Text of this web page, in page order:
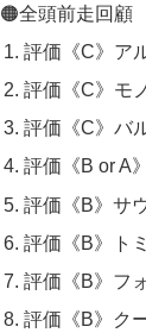
🟠全頭前走回顧
評価《C》ア
評価《C》モ
評価《C》バ
評価《B or A
評価《B》サ
評価《B》ト
評価《B》フ
評価《B》ク